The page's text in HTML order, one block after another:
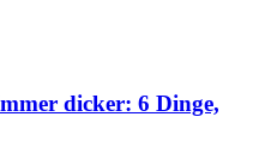
dicker: 6 Dinge,